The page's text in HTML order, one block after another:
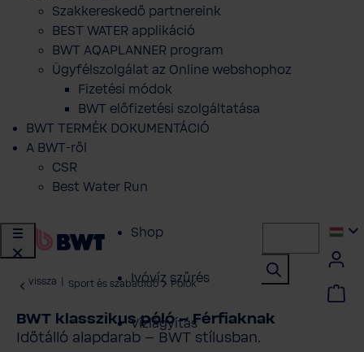
Szakkereskedő partnereink
BEST WATER applikáció
BWT AQAPLANNER program
Ügyfélszolgálat az Online webshophoz
Fizetési módok
BWT előfizetési szolgáltatása
BWT TERMÉK DOKUMENTÁCIÓ
A BWT-ről
CSR
Best Water Run
Shop
Ivóvíz szűrés
Vízlágyítás
vissza Sport és szabadidő Pólók
BWT klasszikus póló – Férfiaknak
Időtálló alapdarab – BWT stílusban.